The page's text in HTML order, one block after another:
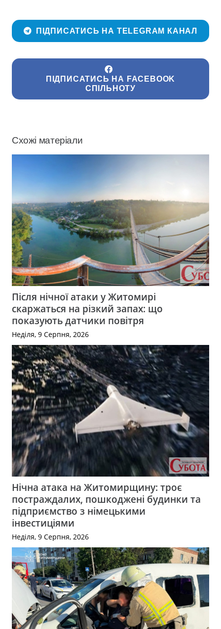
ПІДПИСАТИСЬ НА TELEGRAM КАНАЛ
ПІДПИСАТИСЬ НА FACEBOOK
СПІЛЬНОТУ
Схожі матеріали
Після нічної атаки у Житомирі
скаржаться на різкий запах: що
показують датчики повітря
Неділя, 9 Серпня, 2026
Нічна атака на Житомирщину: троє
постраждалих, пошкоджені будинки та
підприємство з німецькими
інвестиціями
Неділя, 9 Серпня, 2026